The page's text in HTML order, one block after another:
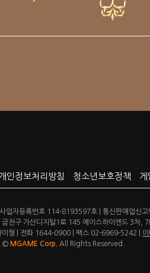
인정보처리방침 청소년보호정책 게
업자등록번호 114-8193597호 | 통신판매업신
금천구 가산디지털1로 145 에이스하이엔드 3차,
이형 | 전화 1644-0900 | 팩스 02-6969-5242 | 이
© MGAME Corp. All Rights Reserved.